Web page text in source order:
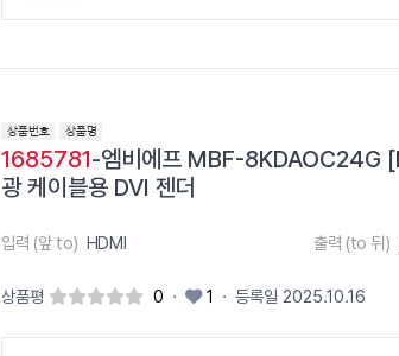
1685781-엠비에프 MBF-8KDAOC24G
광 케이블용 DVI 젠더
입력 (앞 to) HDMI 출력 (to 뒤)
상품평 0 · 1 · 등록일 2025.10.16